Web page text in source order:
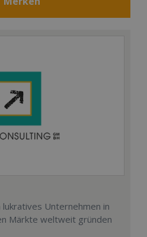
Unternehmen in
Märkte weltweit gründen